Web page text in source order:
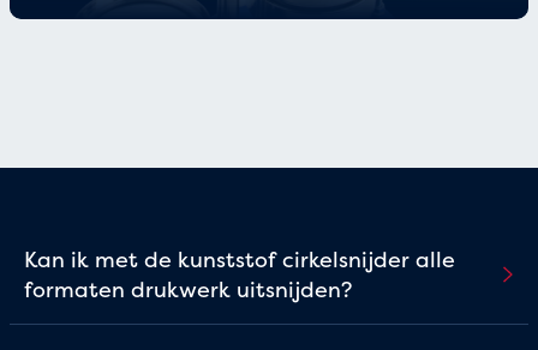
Kan ik met de kunststof cirkelsnijder alle
formaten drukwerk uitsnijden?